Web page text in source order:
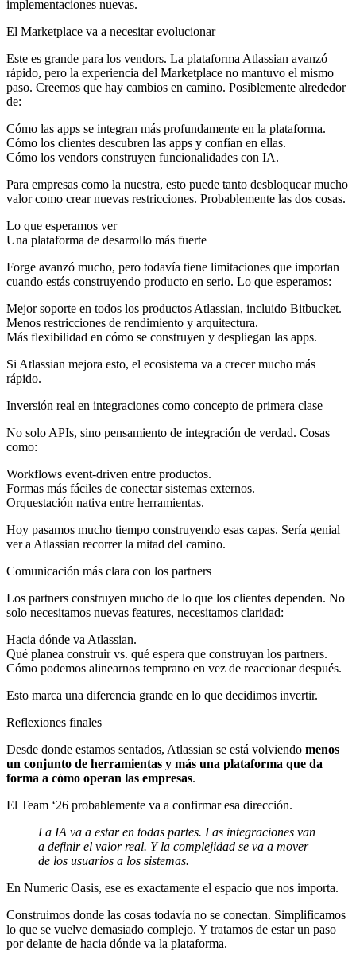
implementaciones nuevas.
El Marketplace va a necesitar evolucionar
Este es grande para los vendors. La plataforma Atlassian avanzó
rápido, pero la experiencia del Marketplace no mantuvo el mismo
paso. Creemos que hay cambios en camino. Posiblemente alrededor
de:
Cómo las apps se integran más profundamente en la plataforma.
Cómo los clientes descubren las apps y confían en ellas.
Cómo los vendors construyen funcionalidades con IA.
Para empresas como la nuestra, esto puede tanto desbloquear mucho
valor como crear nuevas restricciones. Probablemente las dos cosas.
Lo que esperamos ver
Una plataforma de desarrollo más fuerte
Forge avanzó mucho, pero todavía tiene limitaciones que importan
cuando estás construyendo producto en serio. Lo que esperamos:
Mejor soporte en todos los productos Atlassian, incluido Bitbucket.
Menos restricciones de rendimiento y arquitectura.
Más flexibilidad en cómo se construyen y despliegan las apps.
Si Atlassian mejora esto, el ecosistema va a crecer mucho más
rápido.
Inversión real en integraciones como concepto de primera clase
No solo APIs, sino pensamiento de integración de verdad. Cosas
como:
Workflows event-driven entre productos.
Formas más fáciles de conectar sistemas externos.
Orquestación nativa entre herramientas.
Hoy pasamos mucho tiempo construyendo esas capas. Sería genial
ver a Atlassian recorrer la mitad del camino.
Comunicación más clara con los partners
Los partners construyen mucho de lo que los clientes dependen. No
solo necesitamos nuevas features, necesitamos claridad:
Hacia dónde va Atlassian.
Qué planea construir vs. qué espera que construyan los partners.
Cómo podemos alinearnos temprano en vez de reaccionar después.
Esto marca una diferencia grande en lo que decidimos invertir.
Reflexiones finales
Desde donde estamos sentados, Atlassian se está volviendo menos
un conjunto de herramientas y más una plataforma que da
forma a cómo operan las empresas.
El Team ‘26 probablemente va a confirmar esa dirección.
La IA va a estar en todas partes. Las integraciones van
a definir el valor real. Y la complejidad se va a mover
de los usuarios a los sistemas.
En Numeric Oasis, ese es exactamente el espacio que nos importa.
Construimos donde las cosas todavía no se conectan. Simplificamos
lo que se vuelve demasiado complejo. Y tratamos de estar un paso
por delante de hacia dónde va la plataforma.